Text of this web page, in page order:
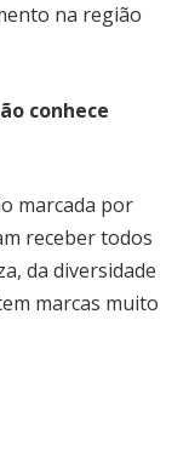
na região
conhece
marcada por
receber todos
da diversidade
marcas muito